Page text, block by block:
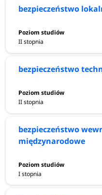
bezpieczeństwo
II stopnia
bezpieczeństwo
II stopnia
bezpieczeństwo
międzynarodowe
I stopnia